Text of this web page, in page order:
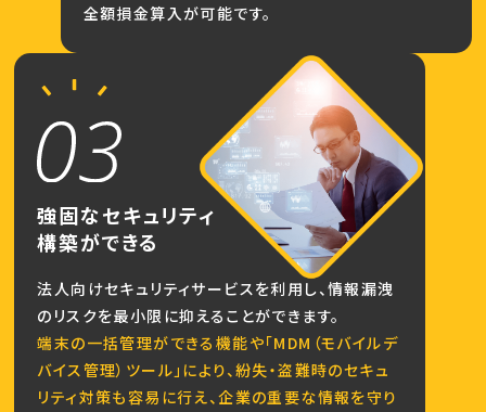
全額損金算入が可能です。
強固なセキュリティ
構築ができる
法人向けセキュリティサービスを利用し、情報漏洩
のリスクを最小限に抑えることができます。
端末の一括管理ができる機能や「MDM（モバイルデ
バイス管理）ツール」により、紛失・盗難時のセキュ
リティ対策も容易に行え、企業の重要な情報を守り